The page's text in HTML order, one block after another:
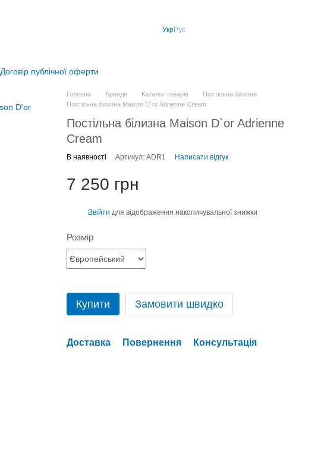
УкрРус
Договір публічної оферти
Головна Бренди Каталог товарів
Постільна білизна
Постільна білизна Maison D`or Adrienne Cream
Постільна білизна Maison D`or Adrienne
Cream
В наявності Артикул: ADR1 Написати відгук
7 250 грн
Ввійти для відображення накопичувальної знижки
Розмір
Купити Замовити швидко
Доставка Повернення Консультація